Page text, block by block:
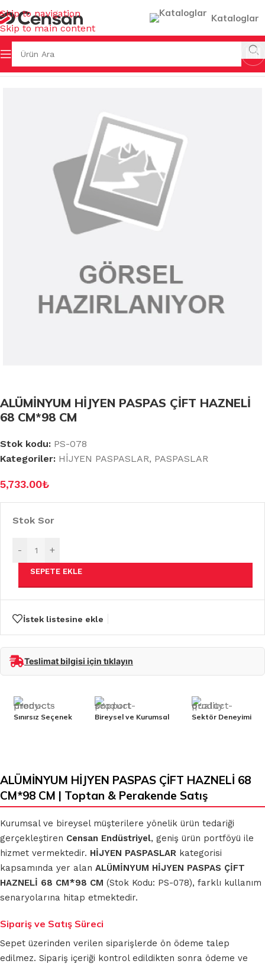
Skip to navigation
Skip to main content
Kataloglar
Ana Sayfa
ALÜMİNYUM HİJYEN PASPAS ÇİFT HAZNELİ
68 CM*98 CM
Stok kodu: PS-078
Kategoriler: HİJYEN PASPASLAR, PASPASLAR
5,733.00₺
Stok Sor
- +
SEPETE EKLE
İstek listesine ekle
Teslimat bilgisi için tıklayın
Sınırsız Seçenek Bireysel ve Kurumsal Sektör Deneyimi
ALÜMİNYUM HİJYEN PASPAS ÇİFT HAZNELİ 68
CM*98 CM | Toptan & Perakende Satış
Kurumsal ve bireysel müşterilere yönelik ürün tedariği
gerçekleştiren Censan Endüstriyel, geniş ürün portföyü ile
hizmet vermektedir. HİJYEN PASPASLAR kategorisi
kapsamında yer alan ALÜMİNYUM HİJYEN PASPAS ÇİFT
HAZNELİ 68 CM*98 CM (Stok Kodu: PS-078), farklı kullanım
senaryolarına hitap etmektedir.
Sipariş ve Satış Süreci
Sepet üzerinden verilen siparişlerde ön ödeme talep
edilmez. Sipariş içeriği kontrol edildikten sonra ödeme ve